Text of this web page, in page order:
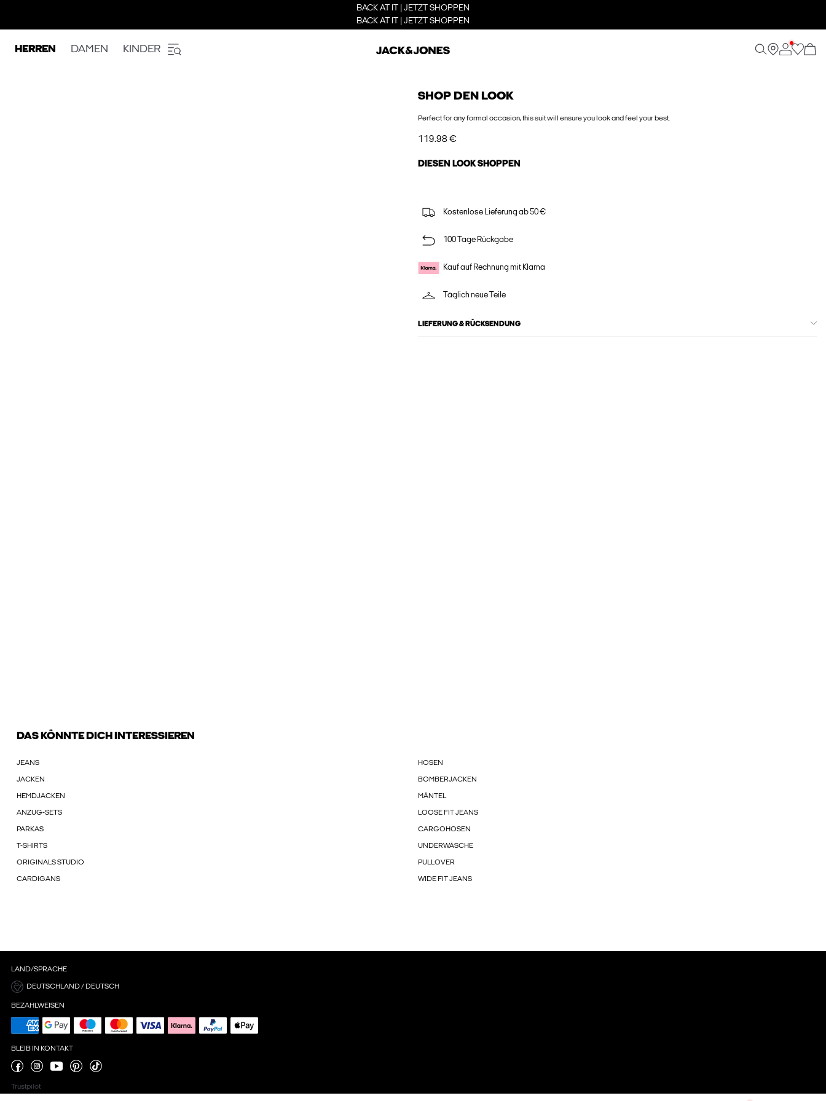
BACK AT IT | JETZT SHOPPEN
BACK AT IT | JETZT SHOPPEN
HERREN DAMEN KINDER
SHOP DEN LOOK
Perfect for any formal occasion, this suit will ensure you look and feel your best.
119.98 €
DIESEN LOOK SHOPPEN
Kostenlose Lieferung ab 50 €
100 Tage Rückgabe
Kauf auf Rechnung mit Klarna
Täglich neue Teile
LIEFERUNG & RÜCKSENDUNG
DAS KÖNNTE DICH INTERESSIEREN
JEANS HOSEN
JACKEN BOMBERJACKEN
HEMDJACKEN MÄNTEL
ANZUG-SETS LOOSE FIT JEANS
PARKAS CARGOHOSEN
T-SHIRTS UNDERWÄSCHE
ORIGINALS STUDIO PULLOVER
CARDIGANS WIDE FIT JEANS
LAND/SPRACHE
DEUTSCHLAND / DEUTSCH
BEZAHLWEISEN
BLEIB IN KONTAKT
Trustpilot